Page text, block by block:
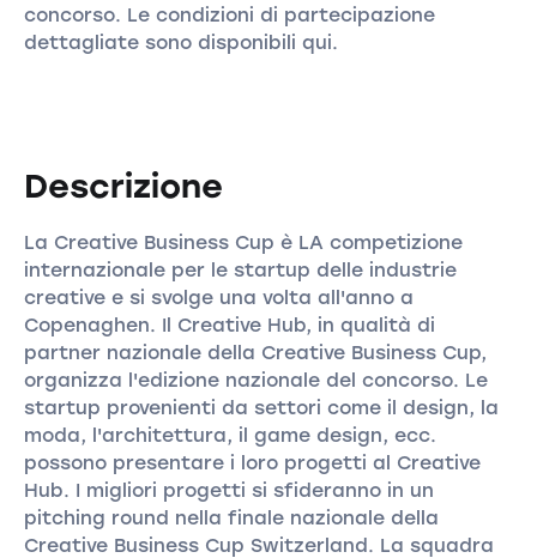
concorso. Le condizioni di partecipazione
dettagliate sono disponibili qui.
Descrizione
La Creative Business Cup è LA competizione
internazionale per le startup delle industrie
creative e si svolge una volta all'anno a
Copenaghen. Il Creative Hub, in qualità di
partner nazionale della Creative Business Cup,
organizza l'edizione nazionale del concorso. Le
startup provenienti da settori come il design, la
moda, l'architettura, il game design, ecc.
possono presentare i loro progetti al Creative
Hub. I migliori progetti si sfideranno in un
pitching round nella finale nazionale della
Creative Business Cup Switzerland. La squadra